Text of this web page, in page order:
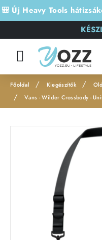
🎒 Új Heavy Tools
o
Kiegészítők
Vans - Wilder Crossbody -